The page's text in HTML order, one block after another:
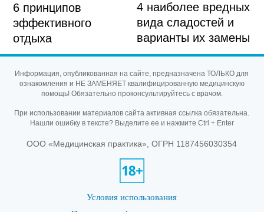
6 принципов
эффективного
отдыха
4 наиболее вредных
вида сладостей и
варианты их замены
Информация, опубликованная на сайте, предназначена ТОЛЬКО для
ознакомления и НЕ ЗАМЕНЯЕТ квалифицированную медицинскую
помощь! Обязательно проконсультируйтесь с врачом.
При использовании материалов сайта активная ссылка обязательна.
Нашли ошибку в тексте? Выделите ее и нажмите Ctrl + Enter
ООО «Медицинская практика», ОГРН 1187456030354
Условия использования